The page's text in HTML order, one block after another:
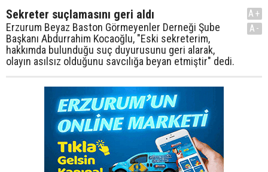
Sekreter suçlamasını geri aldı
Erzurum Beyaz Baston Görmeyenler Derneği Şube
Başkanı Abdurrahim Kocaoğlu, "Eski sekreterim,
hakkımda bulunduğu suç duyurusunu geri alarak,
olayın asılsız olduğunu savcılığa beyan etmiştir" dedi.
A+
A-